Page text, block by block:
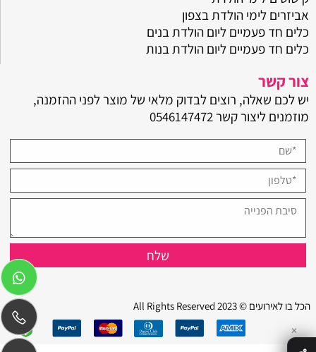
אביזרים לימי הולדת בצפון
כלים חד פעמיים ליום הולדת בנים
כלים חד פעמיים ליום הולדת בנות
צור קשר
יש לכם שאלה, רוצים לבדוק מלאי של מוצר לפני ההזמנה,
מוזמנים ליצור קשר0546147472
הכל בו לאירועים © 2023 All Rights Reserved
✕